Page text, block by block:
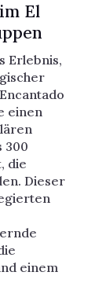
El
Erlebnis,
einen
300
die
Dieser
einem